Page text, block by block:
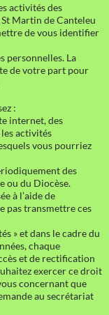
activités des
Martin de Canteleu
de vous identifier
personnelles. La
de votre part pour
:
internet, des
activités
vous pourriez
des
ou du Diocèse.
à l’aide de
pas transmettre ces
» et dans le cadre du
chaque
et de rectification
exercer ce droit
concernant que
au secrétariat